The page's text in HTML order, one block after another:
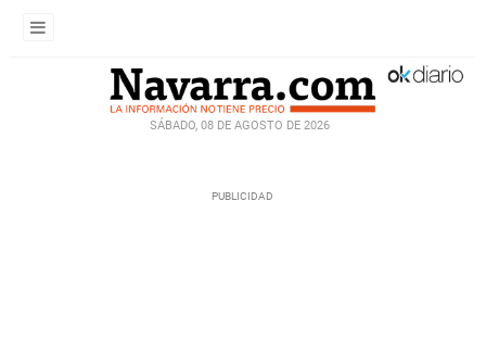
SÁBADO, 08 DE AGOSTO DE 2026